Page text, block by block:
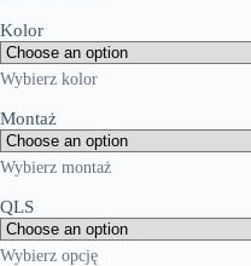
Kolor
Wybierz kolor
Montaż
Wybierz montaż
QLS
Wybierz opcję